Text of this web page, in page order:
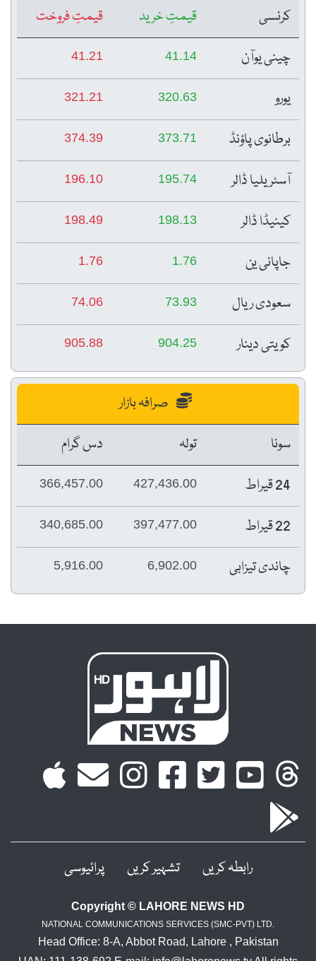
کرنسی
قیمتِ خرید
قیمتِ فروخت
چینی یوآن
41.14
41.21
یورو 320.63
321.21
برطانوی پاؤنڈ 373.71
374.39
آسٹریلیا ڈالر 195.74
196.10
کینیڈا ڈالر 198.13
198.49
جاپانی ین 1.76
1.76
سعودی ریال 73.93
74.06
کویتی دینار 904.25
905.88
صرافہ بازار
سونا
تولہ
دس گرام
24 قیراط
427,436.00
366,457.00
22 قیراط 397,477.00
340,685.00
چاندی تیزابی 6,902.00
5,916.00
رابطہ کریں تشہیر کریں پرائیوسی
Copyright © LAHORE NEWS HD
NATIONAL COMMUNICATIONS SERVICES (SMC-PVT) LTD.
Head Office: 8-A, Abbot Road, Lahore , Pakistan